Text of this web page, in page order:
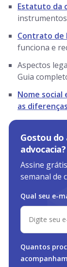
Estatuto da
instrumentos
Contrato de
funciona e
Aspectos
Guia
Nome social
as
Gostou do
advocacia?
Assine
semanal de
Qual seu e-
Quantos